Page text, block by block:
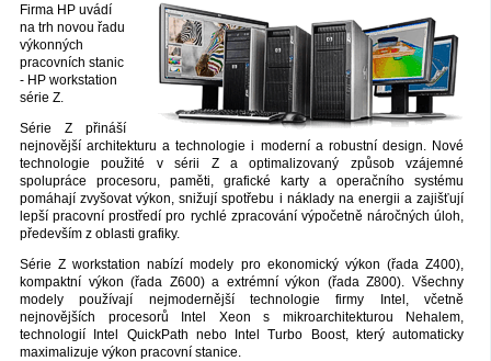
Firma HP uvádí
na trh novou řadu
výkonných
pracovních stanic
- HP workstation
série Z.
Série Z přináší
nejnovější architekturu a technologie i moderní a robustní design. Nové
technologie použité v sérii Z a optimalizovaný způsob vzájemné
spolupráce procesoru, paměti, grafické karty a operačního systému
pomáhají zvyšovat výkon, snižují spotřebu i náklady na energii a zajišťují
lepší pracovní prostředí pro rychlé zpracování výpočetně náročných úloh,
především z oblasti grafiky.
Série Z workstation nabízí modely pro ekonomický výkon (řada Z400),
kompaktní výkon (řada Z600) a extrémní výkon (řada Z800). Všechny
modely používají nejmodernější technologie firmy Intel, včetně
nejnovějších procesorů Intel Xeon s mikroarchitekturou Nehalem,
technologií Intel QuickPath nebo Intel Turbo Boost, který automaticky
maximalizuje výkon pracovní stanice.